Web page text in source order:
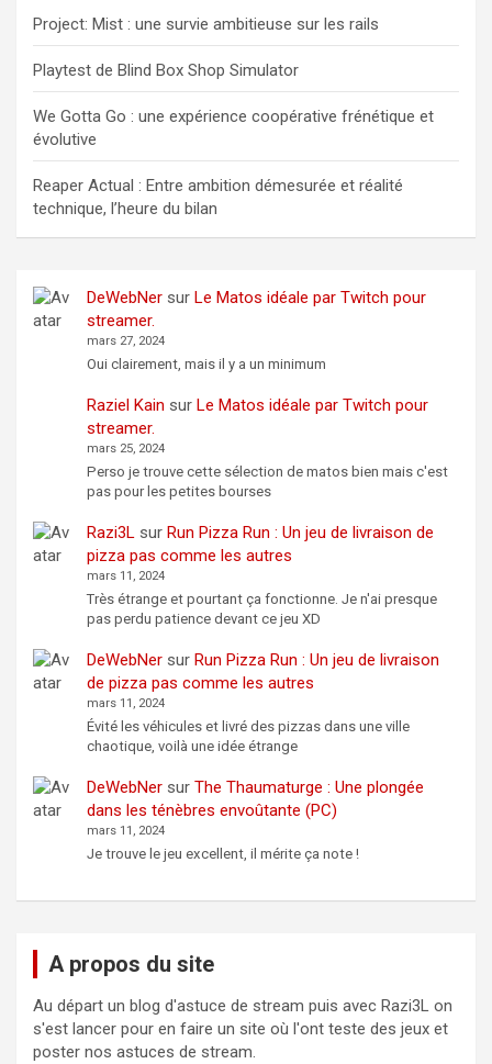
Project: Mist : une survie ambitieuse sur les rails
Playtest de Blind Box Shop Simulator
We Gotta Go : une expérience coopérative frénétique et
évolutive
Reaper Actual : Entre ambition démesurée et réalité
technique, l’heure du bilan
DeWebNersur Le Matos idéale par Twitch pour
streamer.
mars 27, 2024
Oui clairement, mais il y a un minimum
Raziel Kain sur Le Matos idéale par Twitch pour
streamer.
mars 25, 2024
Perso je trouve cette sélection de matos bien mais c'est
pas pour les petites bourses
Razi3Lsur Run Pizza Run : Un jeu de livraison de
pizza pas comme les autres
mars 11, 2024
Très étrange et pourtant ça fonctionne. Je n'ai presque
pas perdu patience devant ce jeu XD
DeWebNersur Run Pizza Run : Un jeu de livraison
de pizza pas comme les autres
mars 11, 2024
Évité les véhicules et livré des pizzas dans une ville
chaotique, voilà une idée étrange
DeWebNersur The Thaumaturge : Une plongée
dans les ténèbres envoûtante (PC)
mars 11, 2024
Je trouve le jeu excellent, il mérite ça note !
A propos du site
Au départ un blog d'astuce de stream puis avec Razi3L on
s'est lancer pour en faire un site où l'ont teste des jeux et
poster nos astuces de stream.